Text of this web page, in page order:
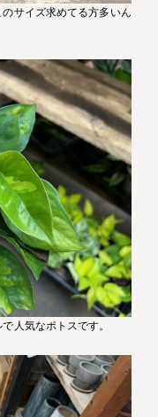
サイズ求めてる方多いん
気なポトスです。